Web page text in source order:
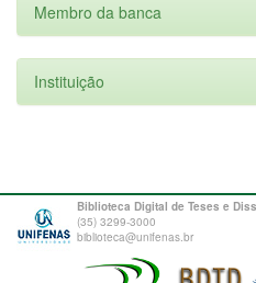
Membro da banca
Instituição
Biblioteca Digital de Teses e
(35) 3299-3000
biblioteca@unifenas.br